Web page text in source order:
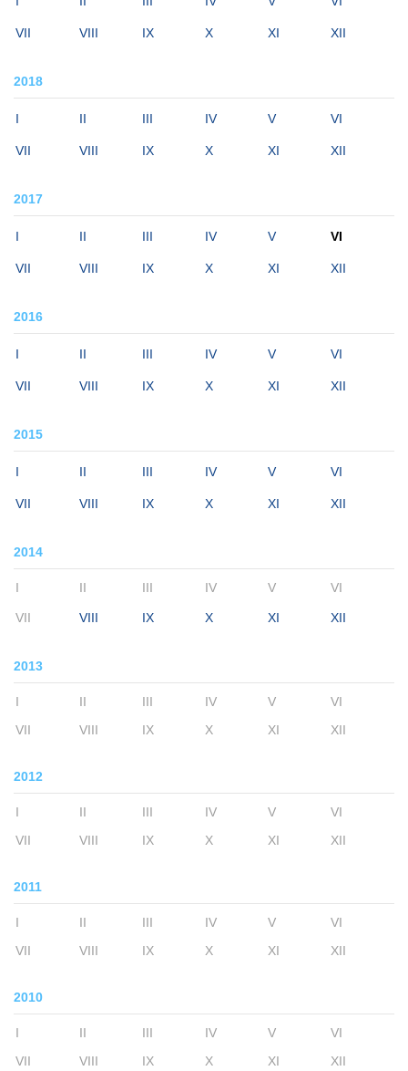
VII VIII IX X XI XII
2018
I II III IV V VI
VII VIII IX X XI XII
2017
I II III IV V VI
VII VIII IX X XI XII
2016
I II III IV V VI
VII VIII IX X XI XII
2015
I II III IV V VI
VII VIII IX X XI XII
2014
I II III IV V VI
VII VIII IX X XI XII
2013
I II III IV V
VI
VII
VIII IX X XI XII
2012
I II III IV V
VI
VII
VIII IX X XI XII
2011
I II III IV V
VI
VII
VIII IX X XI XII
2010
I II III IV V
VI
VII
VIII IX X XI XII